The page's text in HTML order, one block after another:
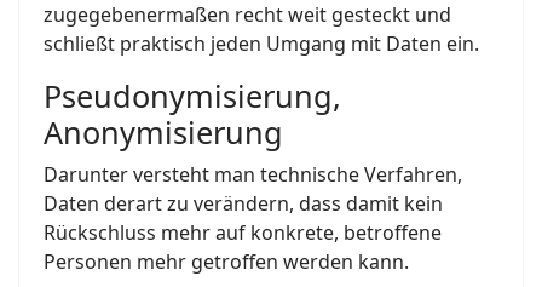
zugegebenermaßen recht weit gesteckt und
schließt praktisch jeden Umgang mit Daten ein.
Pseudonymisierung,
Anonymisierung
Darunter versteht man technische Verfahren,
Daten derart zu verändern, dass damit kein
Rückschluss mehr auf konkrete, betroffene
Personen mehr getroffen werden kann.